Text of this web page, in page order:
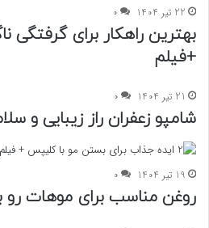
22 تیر 1404 0
بهترین راهکار برای
+فیلم
21 تیر 1404 0
شامپو زعفران راز زیبایی و
19 تیر 1404 0
روغن مناسب برای موهات